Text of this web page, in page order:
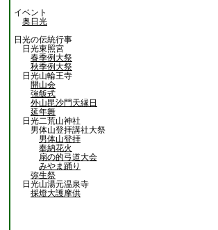
イベント
奥日光
日光の伝統行事
日光東照宮
春季例大祭
秋季例大祭
日光山輪王寺
開山会
強飯式
外山毘沙門天縁日
延年舞
日光二荒山神社
男体山登拝講社大祭
男体山登拝
奉納花火
扇の的弓道大会
みやま踊り
弥生祭
日光山湯元温泉寺
採燈大護摩供